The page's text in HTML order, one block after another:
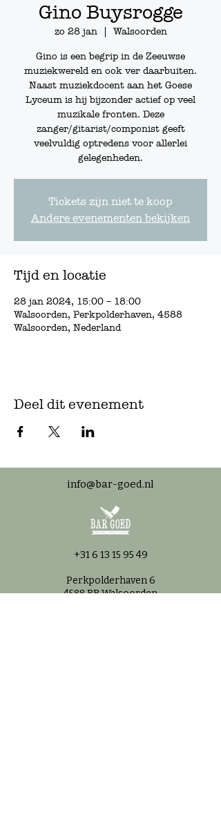
Gino Buysrogge
zo 28 jan
  |
Walsoorden
Gino is een begrip in de Zeeuwse
muziekwereld en ook ver daarbuiten.
Naast muziekdocent aan het Goese
Lyceum is hij bijzonder actief op veel
muzikale fronten. Deze
zanger/gitarist/componist geeft
veelvuldig optredens voor allerlei
gelegenheden.
Tickets zijn niet te koop
Andere evenementen bekijken
Tijd en locatie
28 jan 2024, 15:00 – 18:00
Walsoorden, Perkpolderhaven, 4588
Walsoorden, Nederland
Deel dit evenement
info@bar-goed.nl
+31 6 13 15 95 49
Perkpolderhaven 6
4588 RB Walsoorden